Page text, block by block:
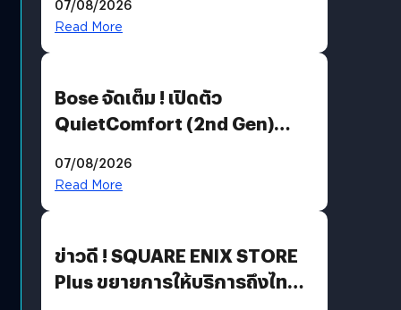
มีภาษาไทยด้วย
07/08/2026
Read More
Bose จัดเต็ม ! เปิดตัว
QuietComfort (2nd Gen)
07/08/2026
Read More
ข่าวดี ! SQUARE ENIX STORE
Plus ขยายการให้บริการถึงไทย